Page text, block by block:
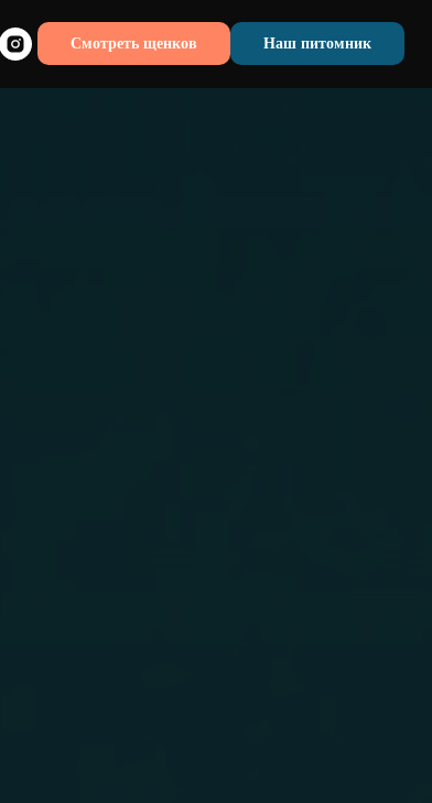
Смотреть щенков Наш питомник